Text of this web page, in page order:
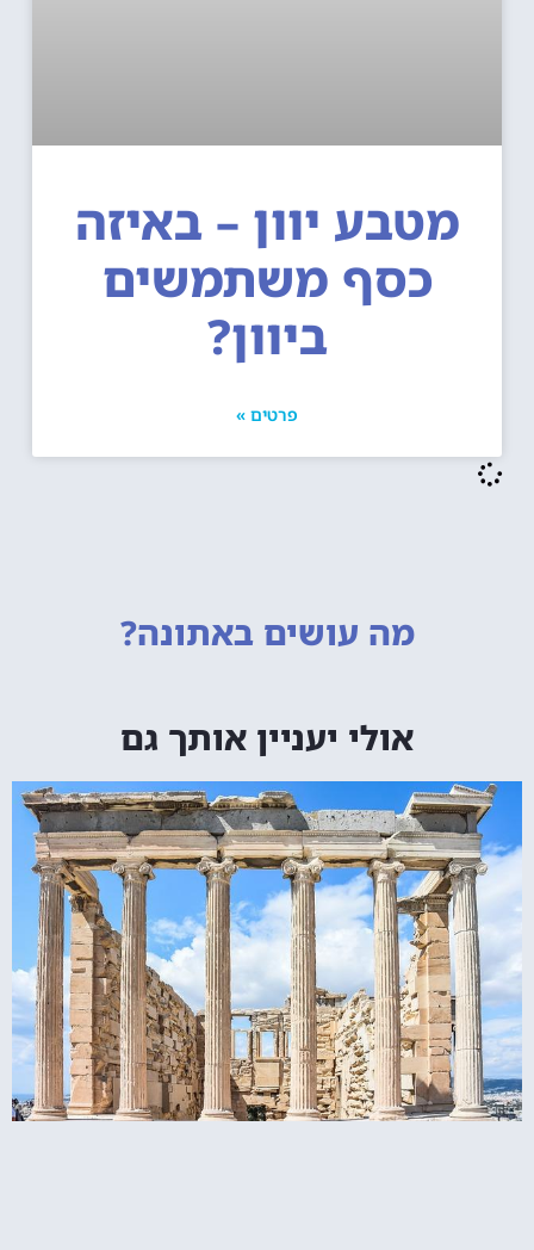
מטבע יוון – באיזה
כסף משתמשים
ביוון?
מה עושים באתונה?
אולי יעניין אותך גם